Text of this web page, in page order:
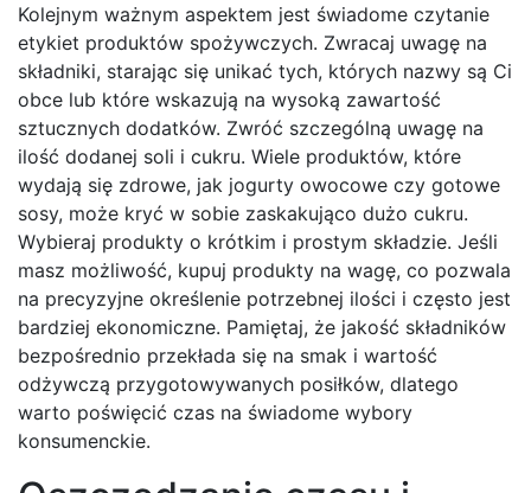
Kolejnym ważnym aspektem jest świadome czytanie
etykiet produktów spożywczych. Zwracaj uwagę na
składniki, starając się unikać tych, których nazwy są Ci
obce lub które wskazują na wysoką zawartość
sztucznych dodatków. Zwróć szczególną uwagę na
ilość dodanej soli i cukru. Wiele produktów, które
wydają się zdrowe, jak jogurty owocowe czy gotowe
sosy, może kryć w sobie zaskakująco dużo cukru.
Wybieraj produkty o krótkim i prostym składzie. Jeśli
masz możliwość, kupuj produkty na wagę, co pozwala
na precyzyjne określenie potrzebnej ilości i często jest
bardziej ekonomiczne. Pamiętaj, że jakość składników
bezpośrednio przekłada się na smak i wartość
odżywczą przygotowywanych posiłków, dlatego
warto poświęcić czas na świadome wybory
konsumenckie.